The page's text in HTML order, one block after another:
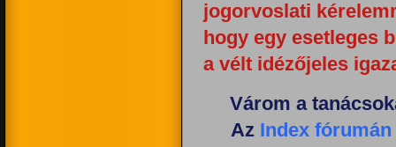
jogorvoslati
hogy egy esetleges
a vélt idézőjeles
Várom a
Az Index fórumán